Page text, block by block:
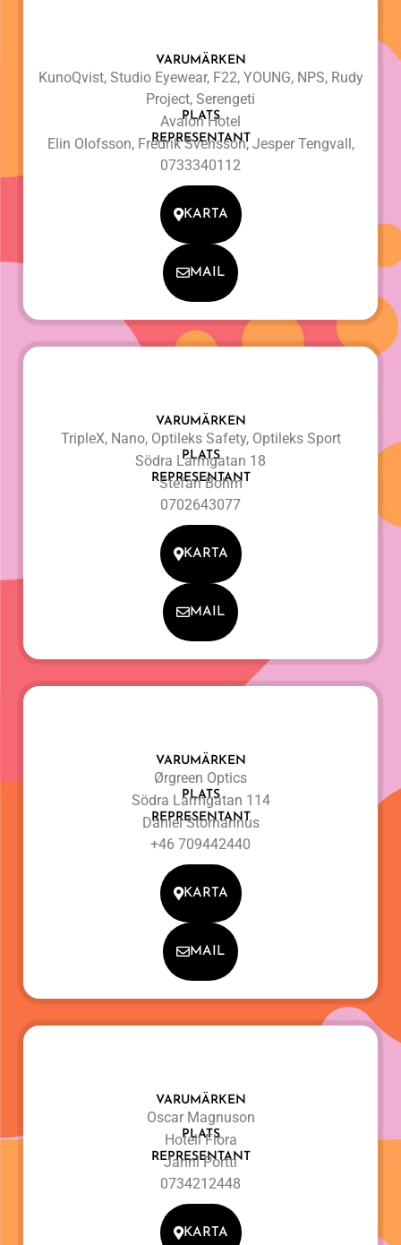
VARUMÄRKEN
KunoQvist, Studio Eyewear, F22, YOUNG, NPS, Rudy
Project, Serengeti
PLATS
Avalon Hotel
REPRESENTANT
Elin Olofsson, Fredrik Svensson, Jesper Tengvall,
0733340112
KARTA
MAIL
VARUMÄRKEN
TripleX, Nano, Optileks Safety, Optileks Sport
PLATS
Södra Larmgatan 18
REPRESENTANT
Stefan Bohm
0702643077
KARTA
MAIL
VARUMÄRKEN
Ørgreen Optics
PLATS
Södra Larmgatan 114
REPRESENTANT
Daniel Storhannus
+46 709442440
KARTA
MAIL
VARUMÄRKEN
Oscar Magnuson
PLATS
Hotell Flora
REPRESENTANT
Janni Portti
0734212448
KARTA